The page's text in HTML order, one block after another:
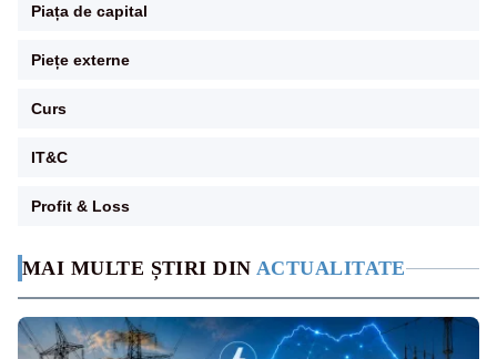
MAI MULTE ȘTIRI DIN ACTUALITATE
Piața de capital
Piețe externe
Curs
IT&C
Profit & Loss